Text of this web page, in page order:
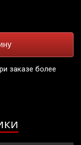
заказе более